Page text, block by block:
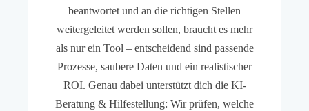
beantwortet und an die richtigen Stellen
weitergeleitet werden sollen, braucht es mehr
als nur ein Tool – entscheidend sind passende
Prozesse, saubere Daten und ein realistischer
ROI. Genau dabei unterstützt dich die KI-
Beratung & Hilfestellung: Wir prüfen, welche